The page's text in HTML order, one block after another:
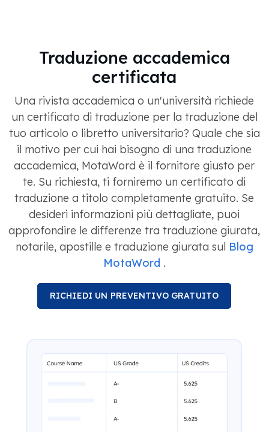
Traduzione accademica
certificata
Una rivista accademica o un'università richiede
un certificato di traduzione per la traduzione del
tuo articolo o libretto universitario? Quale che sia
il motivo per cui hai bisogno di una traduzione
accademica, MotaWord è il fornitore giusto per
te. Su richiesta, ti forniremo un certificato di
traduzione a titolo completamente gratuito. Se
desideri informazioni più dettagliate, puoi
approfondire le differenze tra traduzione giurata,
notarile, apostille e traduzione giurata sul Blog
MotaWord .
RICHIEDI UN PREVENTIVO GRATUITO